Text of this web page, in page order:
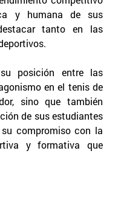
y humana de sus
tanto en las
posición entre las
en el tenis de
sino que también
de sus estudiantes
compromiso con la
y formativa que